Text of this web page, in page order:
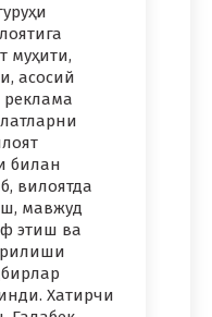
муҳити,
асосий
реклама
билан
вилоятда
мавжуд
этиш ва
Хатирчи